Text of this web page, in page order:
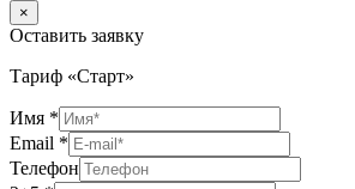
×
Оставить заявку
Тариф «Старт»
Имя *
Email *
Телефон